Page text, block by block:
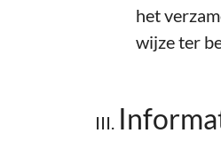
het
wijze ter